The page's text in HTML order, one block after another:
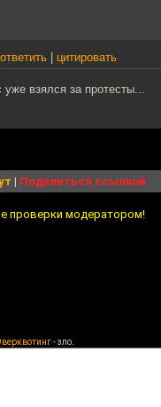
ответить цитировать
взялся за протесты...
| Поделиться ссылкой
проверки модератором!
- зло.